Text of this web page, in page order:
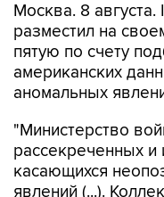
Москва. 8 августа.
разместил на
пятую по счету
американских
аномальных
"Министерство
рассекреченных и
касающихся
явлений (...).